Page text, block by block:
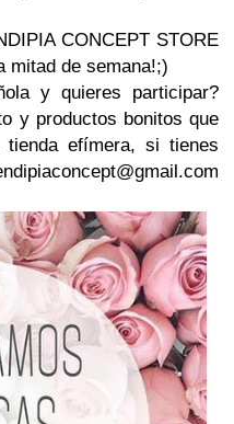
CONCEPT STORE
mitad de semana!;)
y quieres participar?
y productos bonitos que
tienda efímera, si tienes